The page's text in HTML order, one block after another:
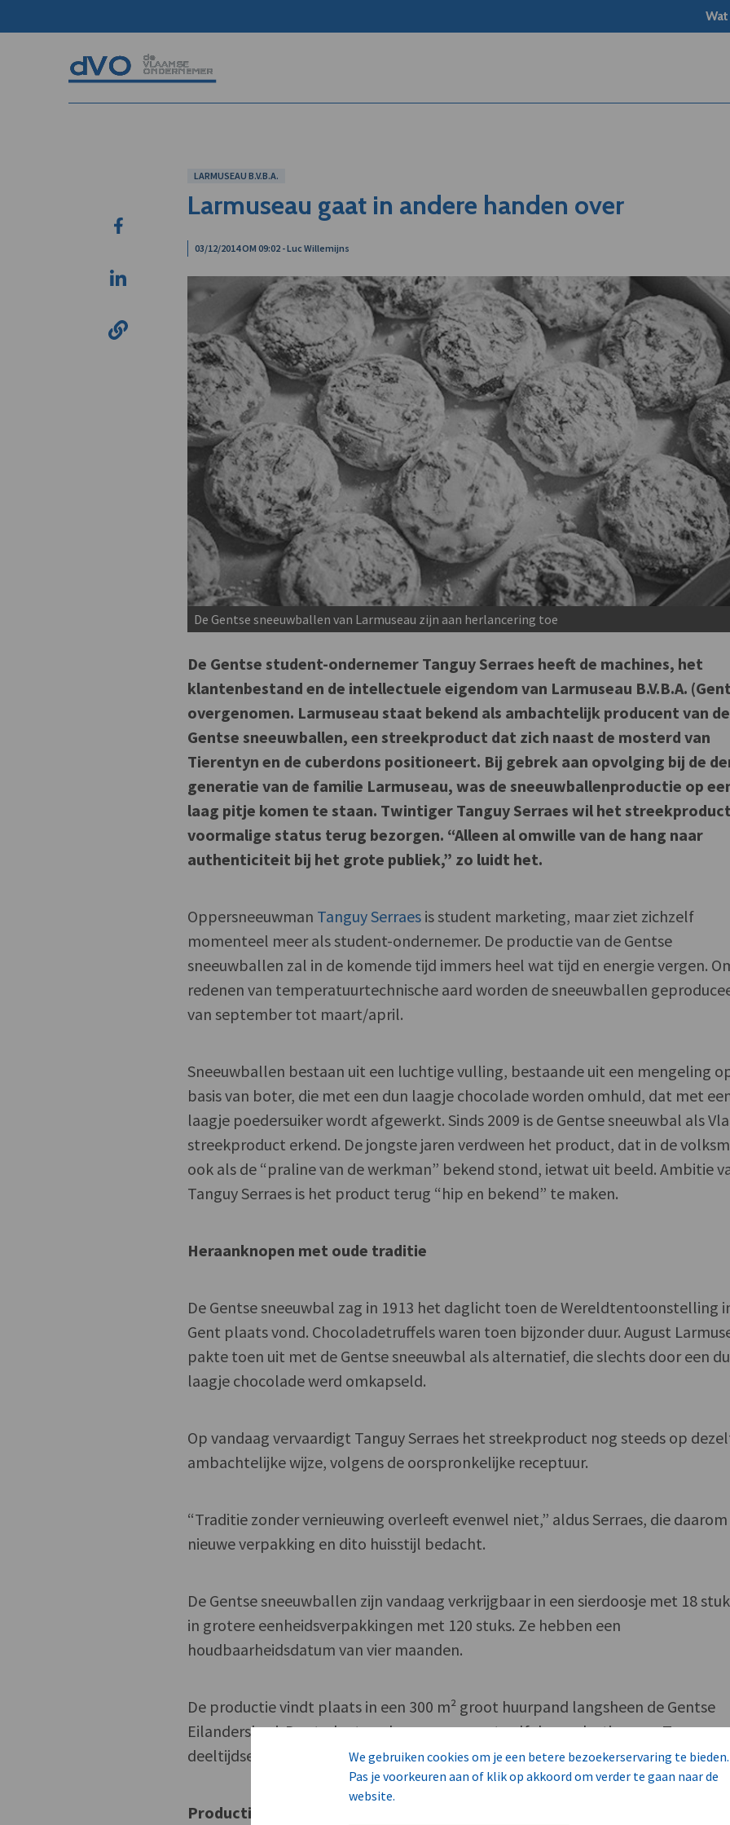
We gebruiken cookies om je een betere bezoekerservaring te bieden.
Pas je voorkeuren aan of klik op akkoord om verder te gaan naar de
website.
LARMUSEAU B.V.B.A.
Larmuseau gaat in andere handen over
03/12/2014 OM 09:02 - Luc Willemijns
De Gentse sneeuwballen van Larmuseau zijn aan herlancering toe
De Gentse student-ondernemer Tanguy Serraes heeft de machines, het
klantenbestand en de intellectuele eigendom van Larmuseau B.V.B.A.
overgenomen. Larmuseau staat bekend als ambachtelijk producent van de
Gentse sneeuwballen, een streekproduct dat zich naast de mosterd van
Tierentyn en de cuberdons positioneert. Bij gebrek aan opvolging bij de
generatie van de familie Larmuseau, was de sneeuwballenproductie op
laag pitje komen te staan. Twintiger Tanguy Serraes wil het
voormalige status terug bezorgen. “Alleen al omwille van de hang naar
authenticiteit bij het grote publiek,” zo luidt het.
Oppersneeuwman Tanguy Serraes is student marketing, maar ziet zichzelf
momenteel meer als student-ondernemer. De productie van de Gentse
sneeuwballen zal in de komende tijd immers heel wat tijd en energie vergen.
redenen van temperatuurtechnische aard worden de sneeuwballen
van september tot maart/april.
Sneeuwballen bestaan uit een luchtige vulling, bestaande uit een mengeling
basis van boter, die met een dun laagje chocolade worden omhuld, dat met
laagje poedersuiker wordt afgewerkt. Sinds 2009 is de Gentse sneeuwbal als
streekproduct erkend. De jongste jaren verdween het product, dat in de
ook als de “praline van de werkman” bekend stond, ietwat uit beeld. Ambitie
Tanguy Serraes is het product terug “hip en bekend” te maken.
Heraanknopen met oude traditie
De Gentse sneeuwbal zag in 1913 het daglicht toen de Wereldtentoonstelling
Gent plaats vond. Chocoladetruffels waren toen bijzonder duur. August
pakte toen uit met de Gentse sneeuwbal als alternatief, die slechts door een
laagje chocolade werd omkapseld.
Op vandaag vervaardigt Tanguy Serraes het streekproduct nog steeds op
ambachtelijke wijze, volgens de oorspronkelijke receptuur.
“Traditie zonder vernieuwing overleeft evenwel niet,” aldus Serraes, die daarom
nieuwe verpakking en dito huisstijl bedacht.
De Gentse sneeuwballen zijn vandaag verkrijgbaar in een sierdoosje met 18
in grotere eenheidsverpakkingen met 120 stuks. Ze hebben een
houdbaarheidsdatum van vier maanden.
De productie vindt plaats in een 300 m² groot huurpand langsheen de Gentse
Eilanderskaai. De student-ondernemer neemt zelf de productie waar. Twee
deeltijdse medewerkers verzorgen de manuele verpakking.
Productievolume verdubbelen